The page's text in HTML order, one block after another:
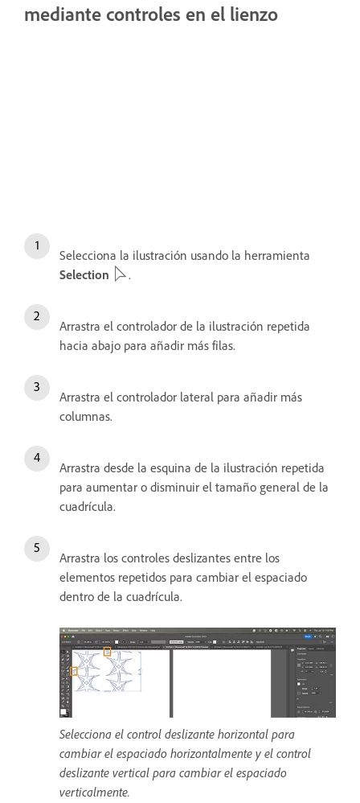
mediante controles en el lienzo
Selecciona la ilustración usando la herramienta
Selection
.
Arrastra el controlador de la ilustración repetida
hacia abajo para añadir más filas.
Arrastra el controlador lateral para añadir más
columnas.
Arrastra desde la esquina de la ilustración repetida
para aumentar o disminuir el tamaño general de la
cuadrícula.
Arrastra los controles deslizantes entre los
elementos repetidos para cambiar el espaciado
dentro de la cuadrícula.
Selecciona el control deslizante horizontal para
cambiar el espaciado horizontalmente y el control
deslizante vertical para cambiar el espaciado
verticalmente.